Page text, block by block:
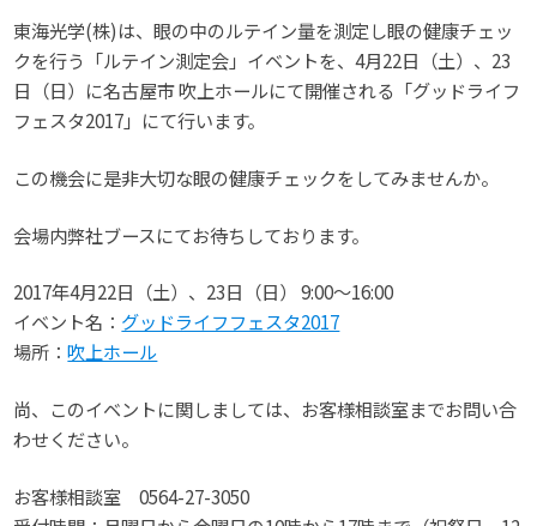
東海光学(株)は、眼の中のルテイン量を測定し眼の健康チェッ
クを行う「ルテイン測定会」イベントを、4月22日（土）、23
日（日）に名古屋市 吹上ホールにて開催される「グッドライフ
フェスタ2017」にて行います。
この機会に是非大切な眼の健康チェックをしてみませんか。
会場内弊社ブースにてお待ちしております。
2017年4月22日（土）、23日（日） 9:00～16:00
イベント名： グッドライフフェスタ2017
場所：吹上ホール
尚、このイベントに関しましては、お客様相談室までお問い合
わせください。
お客様相談室 0564-27-3050